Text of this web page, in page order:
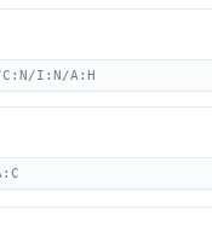
I:N/A:H